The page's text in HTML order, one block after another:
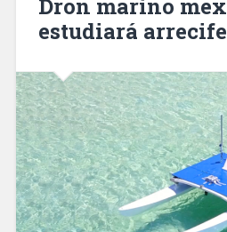
Dron marino
estudiará